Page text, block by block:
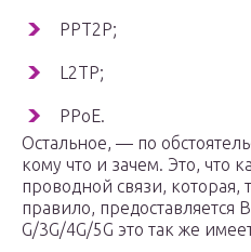
PPT2P;
L2TP;
PPoE.
Остальное, — по
кому что и зачем. Это, что
проводной связи, которая,
правило, предоставляется
G/3G/4G/5G это так же